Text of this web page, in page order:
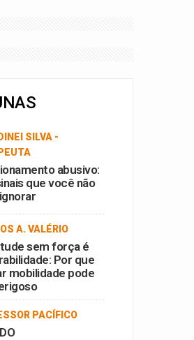
SILVA -
abusivo:
que você não
A. VALÉRIO
sem força é
Por que
mobilidade pode
PACÍFICO